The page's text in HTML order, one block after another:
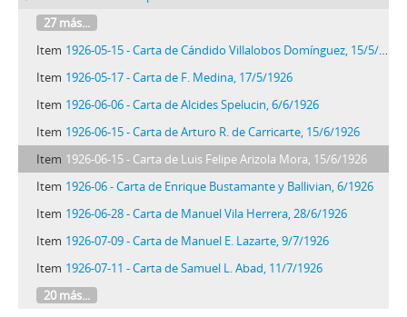
27 más...
Item 1926-05-15 - Carta de Cándido Villalobos Domínguez, 15/5/1926
Item 1926-05-17 - Carta de F. Medina, 17/5/1926
Item 1926-06-06 - Carta de Alcides Spelucin, 6/6/1926
Item 1926-06-15 - Carta de Arturo R. de Carricarte, 15/6/1926
Item 1926-06-15 - Carta de Luis Felipe Arizola Mora, 15/6/1926
Item 1926-06 - Carta de Enrique Bustamante y Ballivian, 6/1926
Item 1926-06-28 - Carta de Manuel Vila Herrera, 28/6/1926
Item 1926-07-09 - Carta de Manuel E. Lazarte, 9/7/1926
Item 1926-07-11 - Carta de Samuel L. Abad, 11/7/1926
20 más...